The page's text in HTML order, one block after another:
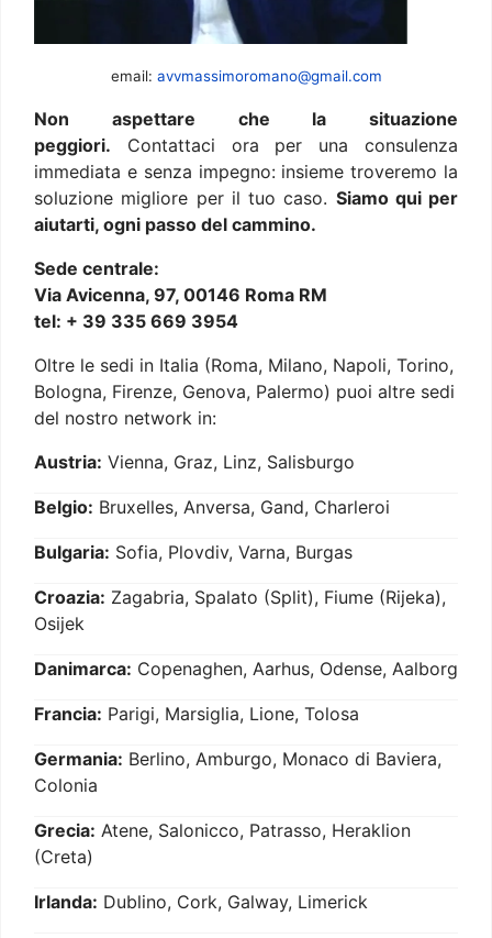
email: avvmassimoromano@gmail.com
Non aspettare che la situazione
peggiori. Contattaci ora per una consulenza
immediata e senza impegno: insieme troveremo la
soluzione migliore per il tuo caso. Siamo qui per
aiutarti, ogni passo del cammino.
Sede centrale:
Via Avicenna, 97, 00146 Roma RM
tel: + 39 335 669 3954
Oltre le sedi in Italia (Roma, Milano, Napoli, Torino,
Bologna, Firenze, Genova, Palermo) puoi altre sedi
del nostro network in:
Austria: Vienna, Graz, Linz, Salisburgo
Belgio: Bruxelles, Anversa, Gand, Charleroi
Bulgaria: Sofia, Plovdiv, Varna, Burgas
Croazia: Zagabria, Spalato (Split), Fiume (Rijeka),
Osijek
Danimarca: Copenaghen, Aarhus, Odense, Aalborg
Francia: Parigi, Marsiglia, Lione, Tolosa
Germania: Berlino, Amburgo, Monaco di Baviera,
Colonia
Grecia: Atene, Salonicco, Patrasso, Heraklion
(Creta)
Irlanda: Dublino, Cork, Galway, Limerick